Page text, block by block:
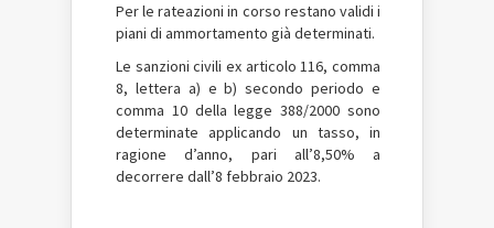
Per le rateazioni in corso restano validi i
piani di ammortamento già determinati.
Le sanzioni civili ex articolo 116, comma
8, lettera a) e b) secondo periodo e
comma 10 della legge 388/2000 sono
determinate applicando un tasso, in
ragione d’anno, pari all’8,50% a
decorrere dall’8 febbraio 2023.